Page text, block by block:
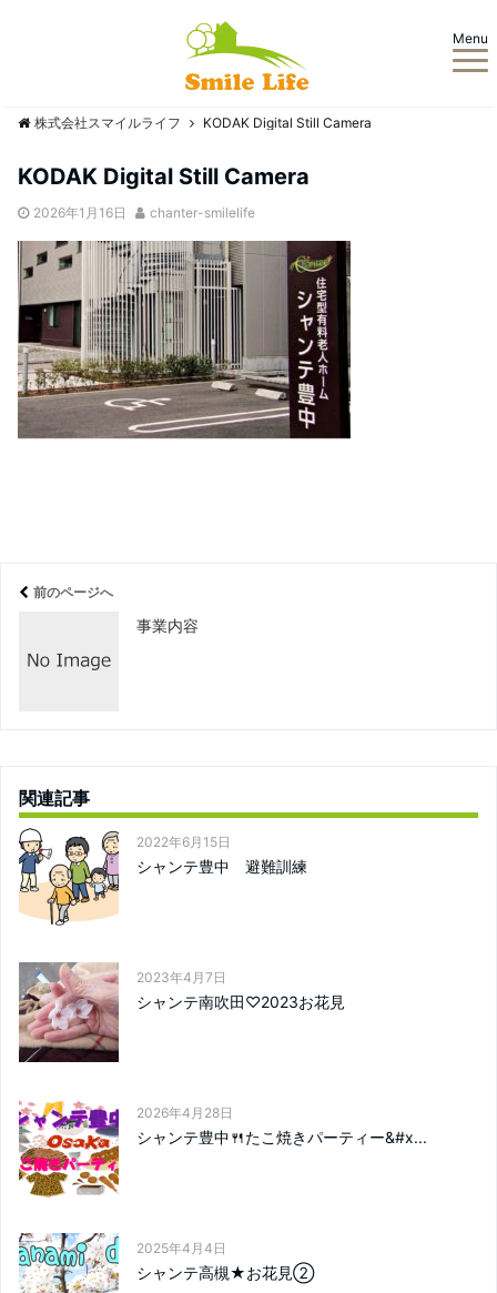
Menu
株式会社スマイルライフ KODAK Digital Still Camera
KODAK Digital Still Camera
2026年1月16日 chanter-smilelife
前のページへ
事業内容
関連記事
2022年6月15日
シャンテ豊中 避難訓練
2023年4月7日
シャンテ南吹田♡2023お花見
2026年4月28日
シャンテ豊中🍴たこ焼きパーティー&#x...
2025年4月4日
シャンテ高槻★お花見②